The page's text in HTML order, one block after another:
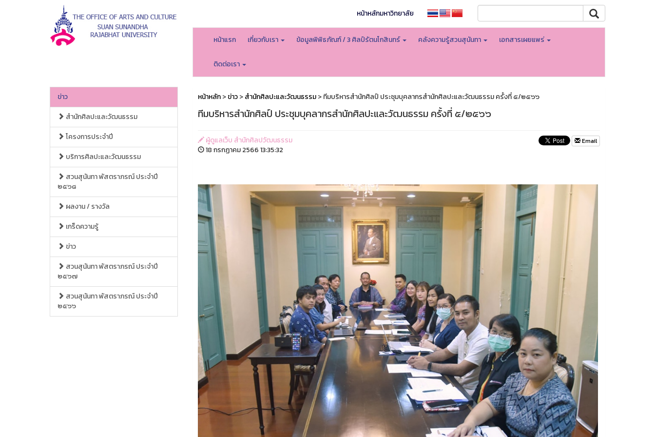
หน้าหลักมหาวิทยาลัย
หน้าแรก เกี่ยวกับเรา ข้อมูลพิพิธภัณฑ์ / 3 ศิลป์รัตนโกสินทร์ คลังความรู้สวนสุนันทา เอกสารเผยแพร่
ติดต่อเรา
ข่าว
สำนักศิลปะและวัฒนธรรม
โครงการประจำปี
บริการศิลปะและวัฒนธรรม
สวนสุนันทา พัสตราภรณ์ ประจำปี
๒๕๖๘
ผลงาน / รางวัล
เกร็ดความรู้
ข่าว
สวนสุนันทา พัสตราภรณ์ ประจำปี
๒๕๖๗
สวนสุนันทา พัสตราภรณ์ ประจำปี
๒๕๖๖
หน้าหลัก>ข่าว>สำนักศิลปะและวัฒนธรรม> ทีมบริหารสำนักศิลป์ ประชุมบุคลากรสำนักศิลปะและวัฒนธรรม ครั้งที่ ๕/๒๕๖๖
ทีมบริหารสำนักศิลป์ ประชุมบุคลากรสำนักศิลปะและวัฒนธรรม ครั้งที่ ๕/๒๕๖๖
ผู้ดูแลเว็บ สำนักศิลปวัฒนธรรม
18 กรกฏาคม 2566 13:35:32
Email